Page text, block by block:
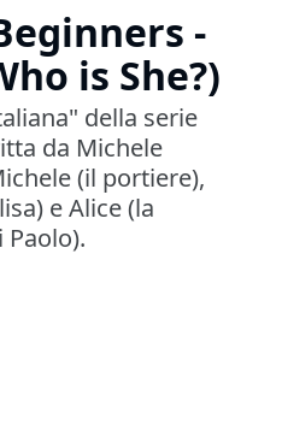
-
is She?)
della serie
da Michele
(il portiere),
e Alice (la
Paolo).